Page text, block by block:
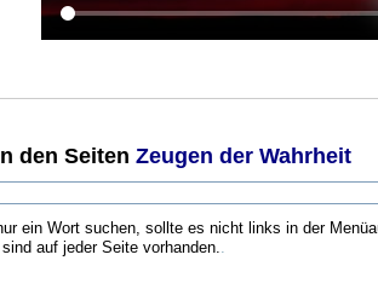
den Seiten Zeugen der Wahrheit
ein Wort suchen, sollte es nicht links in der
auf jeder Seite vorhanden..